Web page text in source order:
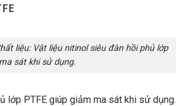
liệu: Vật liệu nitinol siêu đàn hồi phủ lớp
sát khi sử dụng.
lớp PTFE giúp giảm ma sát khi sử dụng.